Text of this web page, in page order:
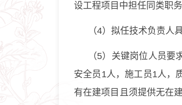
设工程项目中担任同类职
（4）拟任技术负责人
（5）关键岗位人员
安全员1人，施工员1人，
有在建项目且须提供无在